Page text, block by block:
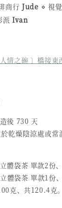
商行Jude ⋄ 視
派Ivan
人情之碗 〕橋接
後 730 天
乾燥陰涼處或常
體袋茶 單款2份
體袋茶 單款1份
克、共120.4克。